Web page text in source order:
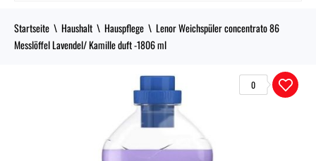
Startseite Haushalt Hauspflege
Lenor Weichspüler concentrato 86
Messlöffel Lavendel/ Kamille duft -1806 ml
0